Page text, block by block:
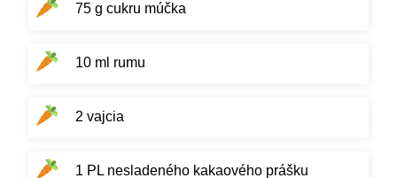
75 g cukru múčka
10 ml rumu
2 vajcia
1 PL nesladeného kakaového prášku